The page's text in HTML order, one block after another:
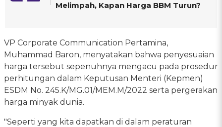
Melimpah, Kapan Harga BBM Turun?
VP Corporate Communication Pertamina,
Muhammad Baron, menyatakan bahwa penyesuaian
harga tersebut sepenuhnya mengacu pada prosedur
perhitungan dalam Keputusan Menteri (Kepmen)
ESDM No. 245.K/MG.01/MEM.M/2022 serta pergerakan
harga minyak dunia.
"Seperti yang kita dapatkan di dalam peraturan